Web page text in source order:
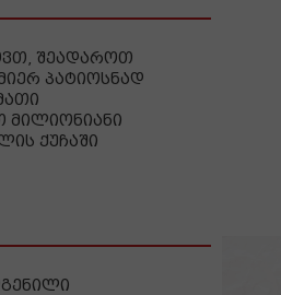
შეადაროთ
პატიოსნად
მილიონიანი
ქუჩაში